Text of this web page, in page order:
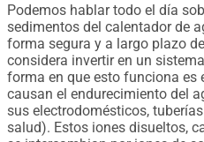
Podemos hablar todo el día
sedimentos del calentador de
forma segura y a largo plazo
considera invertir en un
forma en que esto funciona es
causan el endurecimiento del
sus electrodomésticos,
salud). Estos iones disueltos,